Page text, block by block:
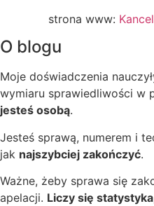
strona www:
O blogu
Moje doświadczenia
wymiaru sprawiedliwości w
jesteś osobą.
Jesteś sprawą, numerem i
jak najszybciej zakończyć.
Ważne, żeby sprawa się
apelacji. Liczy się statystyka